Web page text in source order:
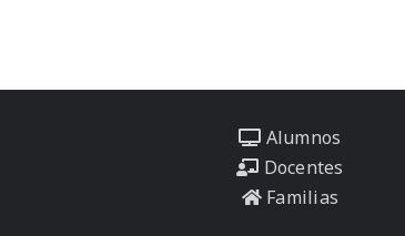
Alumnos
Docentes
Familias